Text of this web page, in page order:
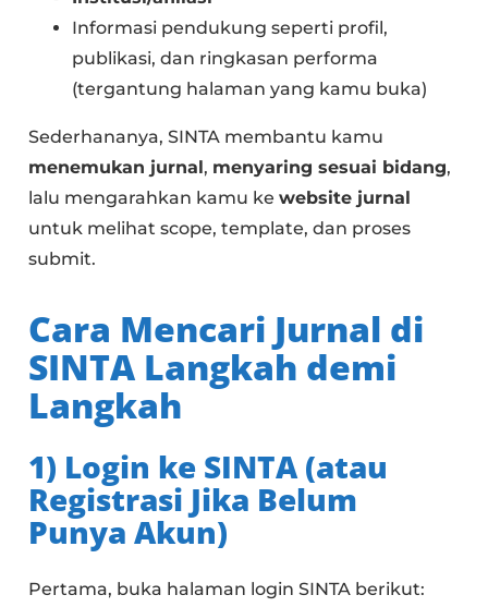
Informasi pendukung seperti profil,
publikasi, dan ringkasan performa
(tergantung halaman yang kamu buka)
Sederhananya, SINTA membantu kamu
menemukan jurnal, menyaring sesuai bidang,
lalu mengarahkan kamu kewebsite jurnal
untuk melihat scope, template, dan proses
submit.
Cara Mencari Jurnal di
SINTA Langkah demi
Langkah
1) Login ke SINTA (atau
Registrasi Jika Belum
Punya Akun)
Pertama, buka halaman login SINTA berikut: